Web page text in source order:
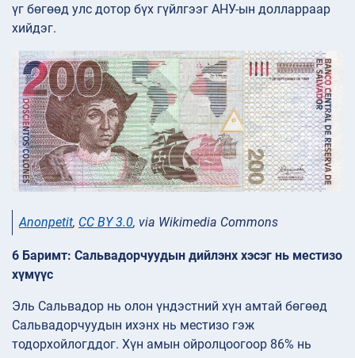
үг бөгөөд улс дотор бүх гүйлгээг АНУ-ын долларраар
хийдэг.
Anonpetit, CC BY 3.0, via Wikimedia Commons
6 Баримт: Сальвадорчуудын дийлэнх хэсэг нь местизо
хүмүүс
Эль Сальвадор нь олон үндэстний хүн амтай бөгөөд
Сальвадорчуудын ихэнх нь местизо гэж
тодорхойлогддог. Хүн амын ойролцоогоор 86% нь